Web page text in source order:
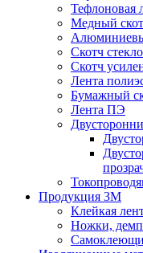
Тефлоновая
Медный
Скотч
Скотч
Лента
Бумажный
Лента ПЭ
Продукция 3M
Клейкая
Ножки,